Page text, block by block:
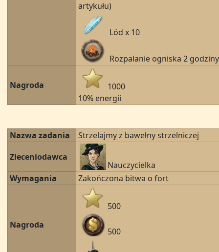
artykułu)
Lód x 10
Rozpalanie ogniska 2 godziny
Nagroda
1000
10% energii
Nazwa zadania
Strzelajmy z bawełny strzelniczej
Zleceniodawca
Nauczycielka
Wymagania
Zakończona bitwa o fort
Nagroda
500
500